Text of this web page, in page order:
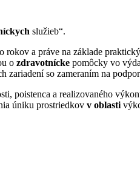
služieb“.
rokov a práve na základe
ozdravotnícke pomôcky vo
so zameraním na
poistenca a realizovaného
úniku prostriedkovv oblasti